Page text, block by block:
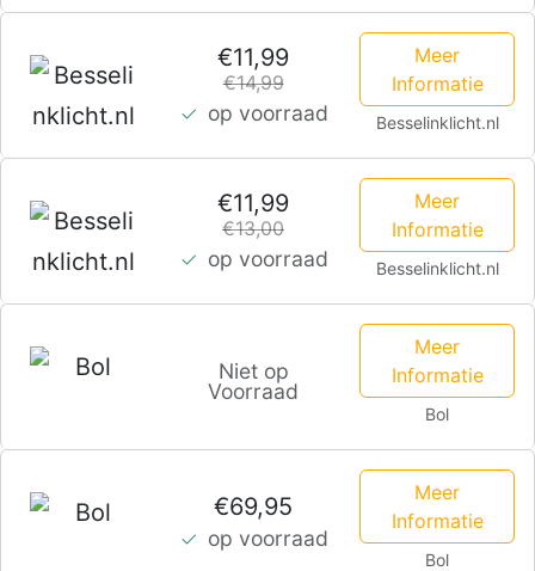
garantie
–
Grondspot
buiten
230V
€11,99
€14,99
op voorraad
Meer
Informatie
Besselinklicht.nl
€11,99
€13,00
op voorraad
Meer
Informatie
Besselinklicht.nl
Niet op
Voorraad
Meer
Informatie
Bol
€69,95
op voorraad
Meer
Informatie
Bol